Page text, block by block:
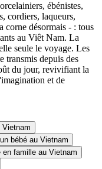
ébénistes,
cordiers, laqueurs,
corne désormais - : tous
au Viêt Nam. La
seule le voyage. Les
transmis depuis des
du jour, revivifiant la
et de
Vietnam
bébé au Vietnam
famille au Vietnam